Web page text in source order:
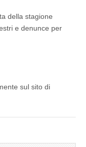
della stagione
e denunce per
sul sito di